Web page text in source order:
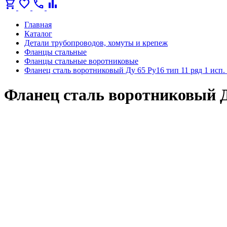
shopping_cart favorite call bar_chart
Главная
Каталог
Детали трубопроводов, хомуты и крепеж
Фланцы стальные
Фланцы стальные воротниковые
Фланец сталь воротниковый Ду 65 Ру16 тип 11 ряд 1
Фланец сталь воротниковый